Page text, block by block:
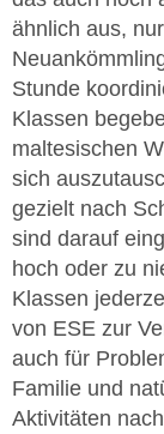
ähnlich aus,
Stunde
Klassen
maltesischen
sich
gezielt nach
sind darauf
hoch oder zu
Klassen
von ESE zur
auch für
Familie und
Aktivitäten